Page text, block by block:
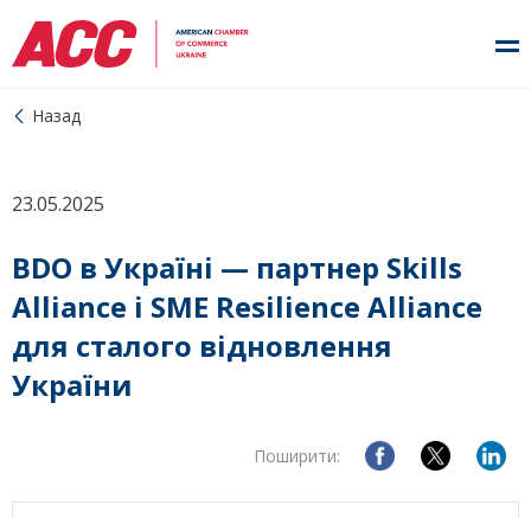
Назад
23.05.2025
BDO в Україні — партнер Skills
Alliance і SME Resilience Alliance
для сталого відновлення
України
Поширити: